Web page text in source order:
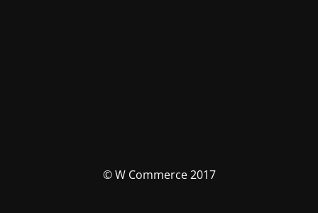
© W Commerce 2017